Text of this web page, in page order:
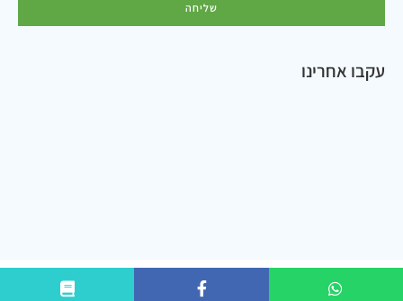
שליחה
עקבו אחרינו
כל הזכויות שמורות © 2026 - ר.ג.א פתרונות מתקדמים לסביבה | בניית ועיצוב אתר:
MakeIt